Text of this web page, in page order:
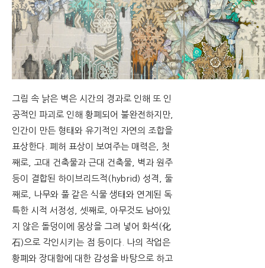
그림 속 낡은 벽은 시간의 경과로 인해 또 인
공적인 파괴로 인해 황폐되어 불완전하지만,
인간이 만든 형태와 유기적인 자연의 조합을
표상한다. 폐허 표상이 보여주는 매력은, 첫
째로, 고대 건축물과 근대 건축물, 벽과 원주
등이 결합된 하이브리드적(hybrid) 성격, 둘
째로, 나무와 풀 같은 식물 생태와 연계된 독
특한 시적 서정성, 셋째로, 아무것도 남아있
지 않은 돌덩이에 몽상을 그려 넣어 화석(化
石)으로 각인시키는 점 등이다. 나의 작업은
황폐와 장대함에 대한 감성을 바탕으로 하고